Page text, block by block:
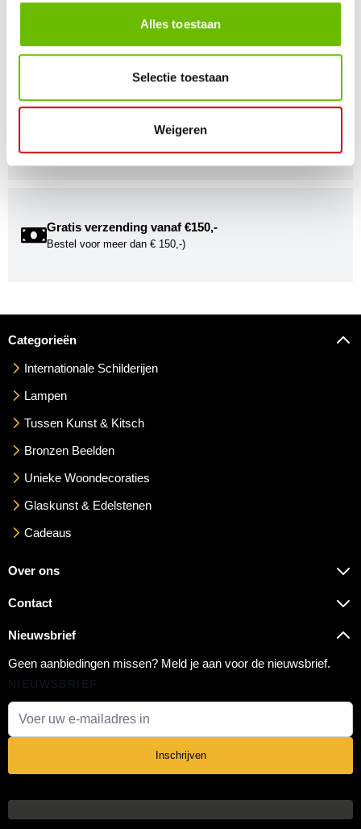
Alles toestaan
Selectie toestaan
Weigeren
Kunst voor iedereen
Stijlvolle kunstobjecten voor elke smaak, interieur en/of tuin.
gebracht!
Kunstuwel Community
Word onderdeel van de Kunstuwel Community. Ontvang
mogelijkheden om uw kunst via Kunstuwel.nl te presenteren.
Gratis verzending vanaf €150,-
Bestel voor meer dan € 150,-)
Categorieën
Internationale Schilderijen
Lampen
Tussen Kunst & Kitsch
Bronzen Beelden
Unieke Woondecoraties
Glaskunst & Edelstenen
Cadeaus
Over ons
Contact
Nieuwsbrief
Geen aanbiedingen missen? Meld je aan voor de nieuwsbrief.
NIEUWSBRIEF
Inschrijven